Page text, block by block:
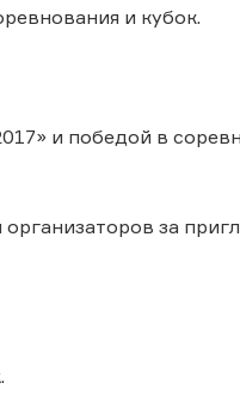
и кубок.
и победой в
за